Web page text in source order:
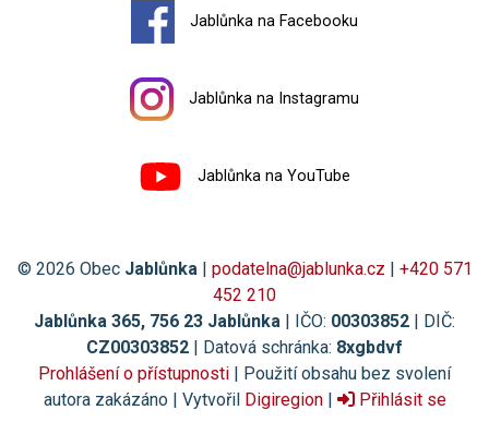
Jablůnka na Facebooku
Jablůnka na Instagramu
Jablůnka na YouTube
© 2026 Obec Jablůnka | podatelna@jablunka.cz | +420 571
452 210
Jablůnka 365, 756 23 Jablůnka | IČO: 00303852 | DIČ:
CZ00303852 | Datová schránka: 8xgbdvf
Prohlášení o přístupnosti | Použití obsahu bez svolení
autora zakázáno | Vytvořil Digiregion| Přihlásit se